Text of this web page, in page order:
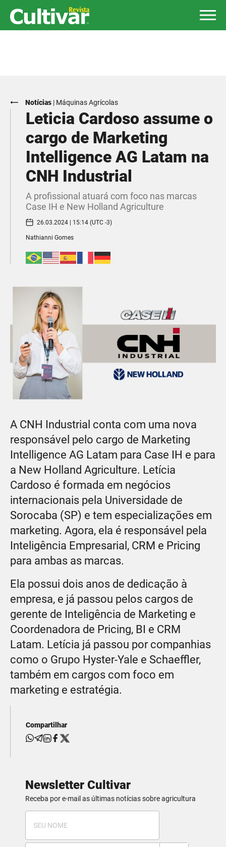
Notícias | Máquinas Agrícolas
Leticia Cardoso assume o
cargo de Marketing
Intelligence AG Latam na
CNH Industrial
A profissional atuará com foco nas marcas
Case IH e New Holland Agriculture
26.03.2024 | 15:14 (UTC -3)
Nathianni Gomes
A CNH Industrial conta com uma nova
responsável pelo cargo de Marketing
Intelligence AG Latam para Case IH e para
a New Holland Agriculture. Letícia
Cardoso é formada em negócios
internacionais pela Universidade de
Sorocaba (SP) e tem especializações em
marketing. Agora, ela é responsável pela
Inteligência Empresarial, CRM e Pricing
para ambas as marcas.
Ela possui dois anos de dedicação à
empresa, e já passou pelos cargos de
gerente de Inteligência de Marketing e
Coordenadora de Pricing, BI e CRM
Latam. Letícia já passou por companhias
como o Grupo Hyster-Yale e Schaeffler,
também em cargos com foco em
marketing e estratégia.
Compartilhar
Newsletter Cultivar
Receba por e-mail as últimas notícias sobre agricultura